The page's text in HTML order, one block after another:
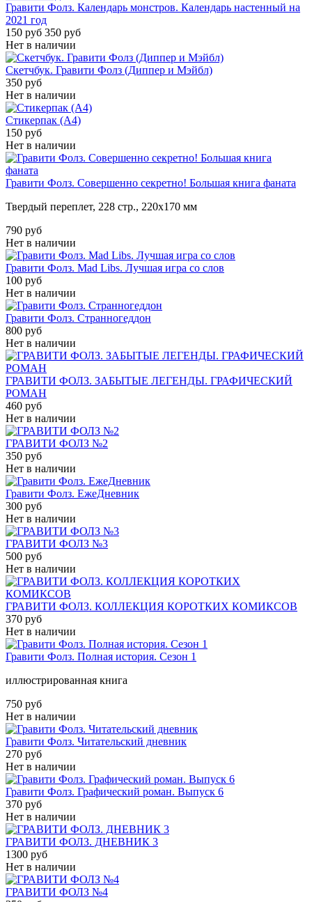
Гравити Фолз. Календарь монстров. Календарь настенный на
2021 год
150 руб 350 руб
Нет в наличии
Скетчбук. Гравити Фолз (Диппер и Мэйбл)
350 руб
Нет в наличии
Стикерпак (A4)
150 руб
Нет в наличии
Гравити Фолз. Совершенно секретно! Большая книга фаната
Твердый переплет, 228 стр., 220х170 мм
790 руб
Нет в наличии
Гравити Фолз. Mad Libs. Лучшая игра со слов
100 руб
Нет в наличии
Гравити Фолз. Странногеддон
800 руб
Нет в наличии
ГРАВИТИ ФОЛЗ. ЗАБЫТЫЕ ЛЕГЕНДЫ. ГРАФИЧЕСКИЙ
РОМАН
460 руб
Нет в наличии
ГРАВИТИ ФОЛЗ №2
350 руб
Нет в наличии
Гравити Фолз. ЕжеДневник
300 руб
Нет в наличии
ГРАВИТИ ФОЛЗ №3
500 руб
Нет в наличии
ГРАВИТИ ФОЛЗ. КОЛЛЕКЦИЯ КОРОТКИХ КОМИКСОВ
370 руб
Нет в наличии
Гравити Фолз. Полная история. Сезон 1
иллюстрированная книга
750 руб
Нет в наличии
Гравити Фолз. Читательский дневник
270 руб
Нет в наличии
Гравити Фолз. Графический роман. Выпуск 6
370 руб
Нет в наличии
ГРАВИТИ ФОЛЗ. ДНЕВНИК 3
1300 руб
Нет в наличии
ГРАВИТИ ФОЛЗ №4